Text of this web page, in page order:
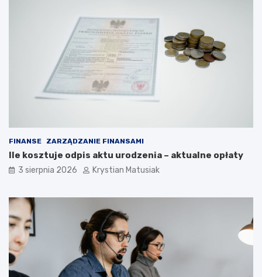
FINANSE ZARZĄDZANIE FINANSAMI
Ile kosztuje odpis aktu urodzenia – aktualne opłaty
3 sierpnia 2026 Krystian Matusiak